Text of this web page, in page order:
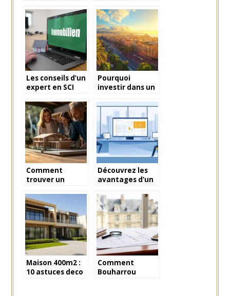
qu’il faut savoir
recherche
immobilière ?
Les conseils d’un
expert en SCI
Pourquoi
investir dans un
cœur du marché
immobilier
dynamique de
Nice ?
Comment
trouver un
maison en
Vendée offrant
des avantages
exclusifs ?
Découvrez les
avantages d’un
immobilier
gratuit pour
votre site web
professionnel
Maison 400m2 :
10 astuces deco
Comment
Bouharrou